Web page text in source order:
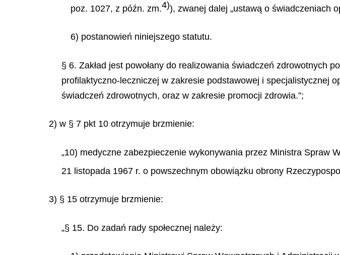
poz. 1027, z późn. zm.4)), zwanej dalej „ustawą o świadczeniach
6) postanowień niniejszego statutu.
§ 6. Zakład jest powołany do realizowania świadczeń zdrowotnych
profilaktyczno-leczniczej w zakresie podstawowej i specjalistycznej
świadczeń zdrowotnych, oraz w zakresie promocji zdrowia.”;
2) w § 7 pkt 10 otrzymuje brzmienie:
„10) medyczne zabezpieczenie wykonywania przez Ministra Spraw
21 listopada 1967 r. o powszechnym obowiązku obrony
3) § 15 otrzymuje brzmienie:
„§ 15. Do zadań rady społecznej należy: